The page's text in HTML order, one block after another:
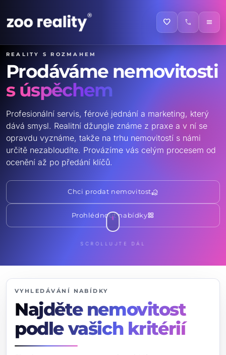
favorite call menu
Reality s rozmahem
Prodáváme nemovitosti
s úspěchem
Profesionální servis, férové jednání a marketing, který
dává smysl. Realitní džungle známe z praxe a v ní se
opravdu vyznáme, takže na trhu nemovitostí s námi
určitě nezabloudíte. Provázíme vás celým procesem od
ocenění až po předání klíčů.
Chci prodat nemovitostreal_estate_agent
Prohlédnout nabídkygrid_view
SCROLLUJTE DÁL
VYHLEDÁVÁNÍ NABÍDKY
Najděte nemovitost
podle vašich kritérií